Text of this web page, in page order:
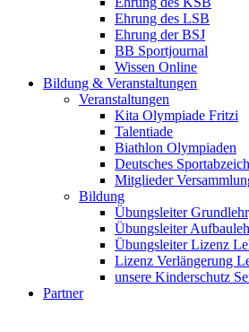
Ehrung des LSB
Ehrung der BSJ
BB Sportjournal
Wissen Online
Bildung & Veranstaltungen
Veranstaltungen
Kita Olympiade Fritzi
Talentiade
Biathlon Olympiaden
Deutsches
Mitglieder
Bildung
Übungsleiter
Übungsleiter
Übungsleiter Lizenz
Lizenz Verlängerung
unsere Kinderschutz
Partner